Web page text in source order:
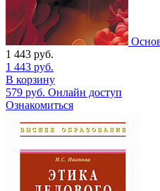
1 443 руб.
1 443 руб.
В корзину
579 руб. Онлайн доступ
Ознакомиться